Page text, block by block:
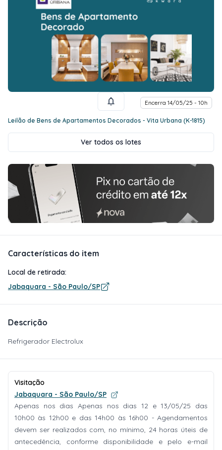
Encerra 14/05/25 - 10h
Leilão de Bens de Apartamentos Decorados - Vita Urbana (K-1815)
Ver todos os lotes
Características do item
Local de retirada:
Jabaquara - São Paulo/SP
Descrição
Refrigerador Electrolux
Visitação
Jabaquara - São Paulo/SP
Apenas nos dias Apenas nos dias 12 e 13/05/25 das
10h00 às 12h00 e das 14h00 às 16h00 - Agendamentos
devem ser realizados com, no mínimo, 24 horas úteis de
antecedência, conforme disponibilidade e pelo e-mail